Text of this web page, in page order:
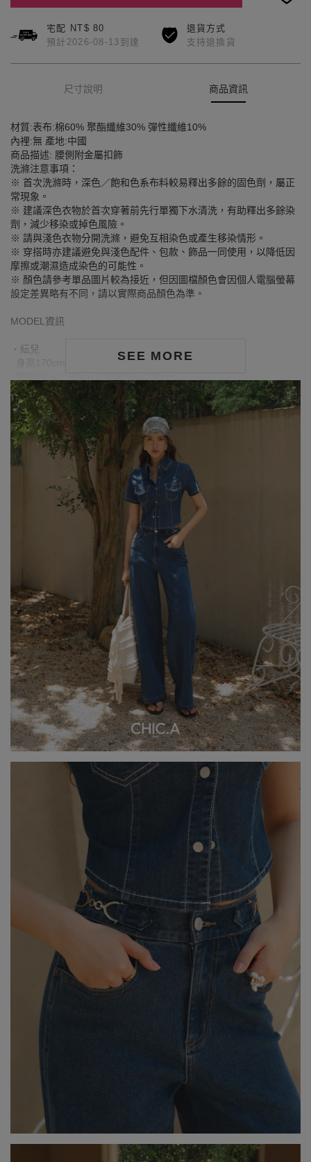
宅配 NT$ 80
預計2026-08-13到達
退貨方式
支持退換貨
尺寸說明 商品資訊
SEE MORE
材質:表布:棉60% 聚酯纖維30% 彈性纖維10%
內裡:無 產地:中國
商品描述: 腰側附金屬扣飾
洗滌注意事項：
※ 首次洗滌時，深色／飽和色系布料較易釋出多餘的固色劑，屬正
常現象。
※ 建議深色衣物於首次穿著前先行單獨下水清洗，有助釋出多餘染
劑，減少移染或掉色風險。
※ 請與淺色衣物分開洗滌，避免互相染色或產生移染情形。
※ 穿搭時亦建議避免與淺色配件、包款、飾品一同使用，以降低因
摩擦或潮濕造成染色的可能性。
※ 顏色請參考單品圖片較為接近，但因圖檔顏色會因個人電腦螢幕
設定差異略有不同，請以實際商品顏色為準。
MODEL資訊
‧紜兒
身高170cm／胸圍Bust：79cm
‧試穿報告：模特兒穿著S號